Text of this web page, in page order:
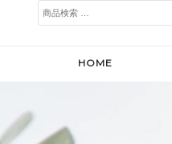
検
索
HOME